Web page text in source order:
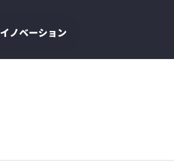
イノベーション